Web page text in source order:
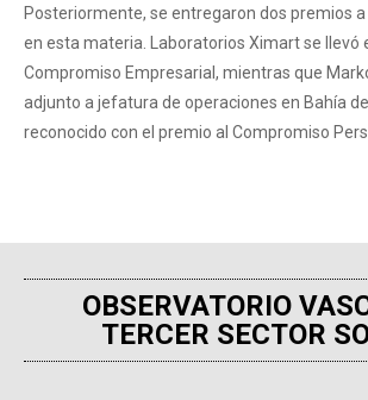
Posteriormente, se entregaron dos premios
en esta materia. Laboratorios Ximart se llevó
Compromiso Empresarial, mientras que
adjunto a jefatura de operaciones en Bahía
reconocido con el premio al Compromiso
OBSERVATORIO
TERCER SECTOR